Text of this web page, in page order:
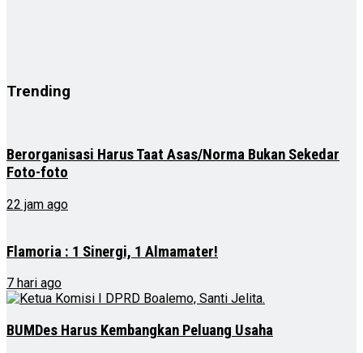
Trending
Berorganisasi Harus Taat Asas/Norma Bukan Sekedar
Foto-foto
22 jam ago
Flamoria : 1 Sinergi, 1 Almamater!
7 hari ago
BUMDes Harus Kembangkan Peluang Usaha